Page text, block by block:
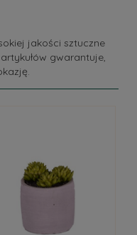
jakości sztuczne
gwarantuje,